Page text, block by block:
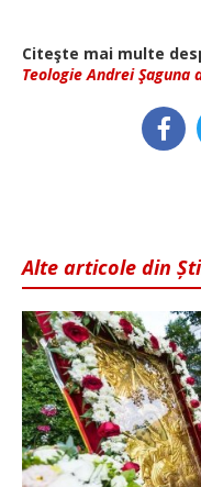
Citeşte mai multe
Teologie Andrei Şaguna
Alte articole din